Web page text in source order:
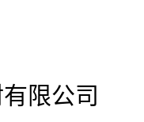
限公司